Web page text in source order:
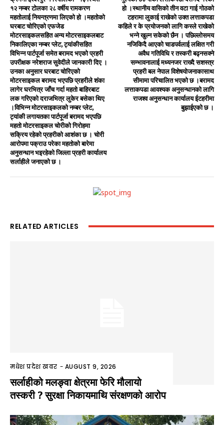
१२ नम्बर टोलका २८ वर्षीय रामकरण
महतोलाई नियन्त्रणमा लिएको हो ।महतोको
घरबाट चोरिएको एफजेड
मोटरसाइकलसहित अन्य मोटरसाइकलबाट
निकालिएका नम्बर प्लेट, ट्यांकीसहित
विभिन्न पार्टपूर्जा समेत बरामद भएको प्रहरी
उपरीक्षक नरेशराज सुवेदीले जानकारी दिए ।
उनका अनुसार घरबाट चोरिएको
मोटरसाइकल बरामद भएपछि प्रहरीले शंका
लागेर घरभित्र जाँच गर्दा महतो बाहिरबाट
लक गरिएको दराजभित्र लुकेर बसेका थिए
।विभिन्न मोटरसाइकलको नम्बर प्लेट,
ट्यांकी लगायतका पार्टपूर्जा बरामद भएपछि
महतो मोटरसाइकल चोरीको गिरोहमा
सक्रिय रहेको प्रहरीको आशंका छ । चोरी
आरोपमा पक्राउ परेका महतोको बारेमा
अनुसन्धान भइरहेको जिल्ला प्रहरी कार्यालय
सर्लाहीले जनाएको छ ।
हो ।स्थानीय वासिको तीन वटा गाई गोठको
टहरामा लुकाई राखेको उक्त लत्ताकपडा
कहिले र के प्रयोजनको लागि कस्ले राखेको
भन्ने खुल्न सकेको छैन । पछिल्लोसमय
नजिकिदै आएको चाडपर्वलाई लक्षित गरी
अवैध गतिविधि र तस्करी बढ्नसक्ने
सम्भावनालाई मध्यनजर राख्दै सशस्त्र
प्रहरी बल नेपाल विशेषयोजनाकासाथ
सीमामा परिचालित भएको छ ।बरामद
लत्ताकपडा आवश्यक अनुसन्धानको लागि
राजश्व अनुसन्धान कार्यालय ईटहरीमा
बुझाईएको छ ।
RELATED ARTICLES
मधेश प्रदेश खवर - AUGUST 9, 2026
सर्लाहीको मलङ्वा क्षेत्रमा फेरि मौलायो
तस्करी ? सुरक्षा निकायमाथि संरक्षणको आरोप